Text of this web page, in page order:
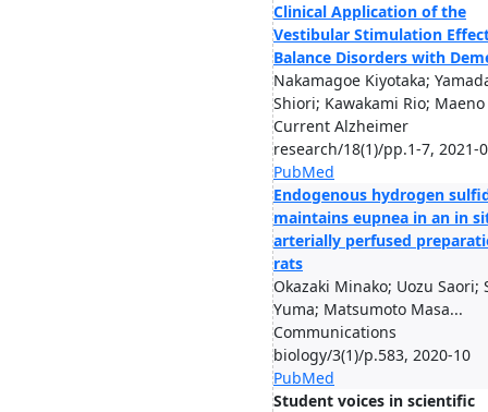
Clinical Application of the
Vestibular Stimulation
Balance Disorders with
Nakamagoe Kiyotaka;
Shiori; Kawakami Rio; Maeno
Current Alzheimer
research/18(1)/pp.1-7, 2021-
PubMed
Endogenous hydrogen
maintains eupnea in an in
arterially perfused
rats
Okazaki Minako; Uozu Saori;
Yuma; Matsumoto Masa...
Communications
biology/3(1)/p.583, 2020-10
PubMed
Student voices in scientific